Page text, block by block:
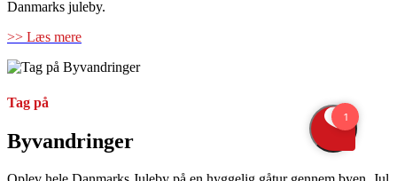
Danmarks juleby.
>> Læs mere
Tag på
Byvandringer